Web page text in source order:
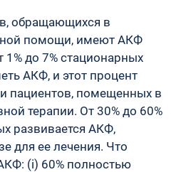
обращающихся в
помощи, имеют АКФ
1% до 7% стационарных
АКФ, и этот процент
пациентов, помещенных в
терапии. От 30% до 60%
развивается АКФ,
для ее лечения. Что
(i) 60% полностью